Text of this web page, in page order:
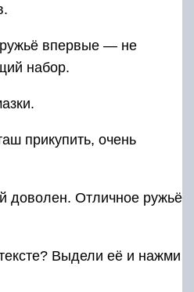
впервые — не
набор.
прикупить, очень
доволен. Отличное ружьё
Выдели её и нажми